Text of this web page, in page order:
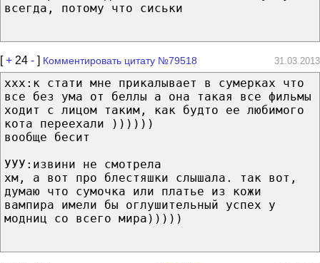
всегда, потому что сиськи
[+ 24 - ] Комментировать цитату №79518 31.03.2013
ххх:к стати мне прикалывает в сумерках что
все без ума от беллы а она такая все фильмы
ходит с лицом таким, как будто ее любимого
кота переехали ))))))
вообще бесит
УУУ:извини не смотрела
хм, а вот про блестяшки слышала. так вот,
думаю что сумочка или платье из кожи
вампира имели бы оглушительный успех у
модниц со всего мира)))))